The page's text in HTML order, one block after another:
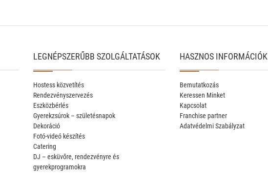
LEGNÉPSZERŰBB SZOLGÁLTATÁSOK
Hostess közvetítés
Rendezvényszervezés
Eszközbérlés
Gyerekzsúrok – születésnapok
Dekoráció
Fotó-videó készítés
Catering
DJ – esküvőre, rendezvényre és
gyerekprogramokra
HASZNOS INFORMÁCIÓK
Bemutatkozás
Keressen Minket
Kapcsolat
Franchise partner
Adatvédelmi Szabályzat